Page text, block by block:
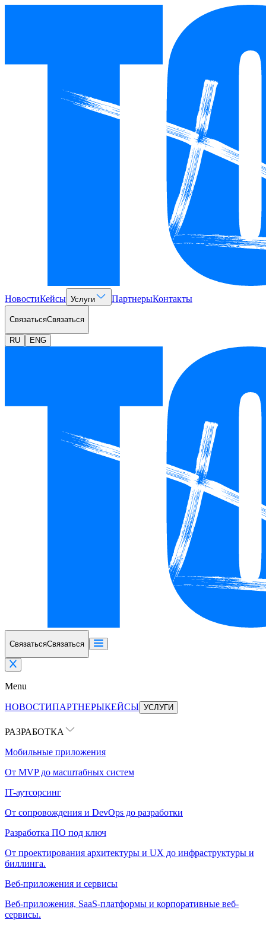
НовостиКейсы Услуги ПартнерыКонтакты
СвязатьсяСвязаться
RU ENG
СвязатьсяСвязаться
Menu
НОВОСТИПАРТНЕРЫКЕЙСЫ УСЛУГИ
РАЗРАБОТКА
Мобильные приложения
От MVP до масштабных систем
IT-аутсорсинг
От сопровождения и DevOps до разработки
Разработка ПО под ключ
От проектирования архитектуры и UX до инфраструктуры и
биллинга.
Веб-приложения и сервисы
Веб-приложения, SaaS-платформы и корпоративные веб-
сервисы.